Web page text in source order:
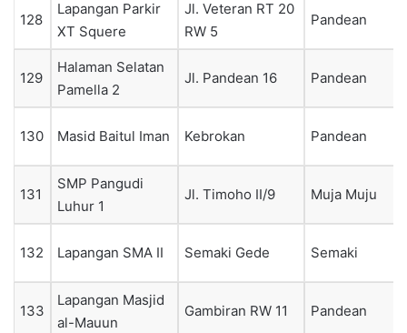
128
Lapangan Parkir
XT Squere
Jl. Veteran RT 20
RW 5
Pandean
129
Halaman Selatan
Pamella 2
Jl. Pandean 16 Pandean
130 Masid Baitul Iman Kebrokan Pandean
131
SMP Pangudi
Luhur 1
Jl. Timoho II/9 Muja Muju
132 Lapangan SMA II Semaki Gede Semaki
133
Lapangan Masjid
al-Mauun
Gambiran RW 11 Pandean